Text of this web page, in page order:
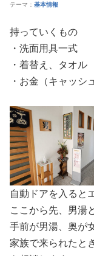
テーマ： 基本情報
持っていくもの
・洗面用具一式
・着替え、タオル
・お金（キャッシ
自動ドアを入ると
ここから先、男湯
手前が男湯、奥が
家族で来られたと